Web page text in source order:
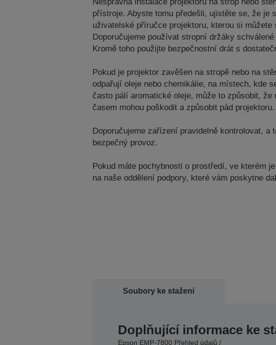
přístroje. Abyste tomu předešli, ujistěte se, že je
uživatelské příručce projektoru, kterou si
Doporučujeme používat stropní držáky
Kromě toho použijte bezpečnostní drát s
Pokud je projektor zavěšen na stropě nebo na
odpařují oleje nebo chemikálie, na místech, kde
často pálí aromatické oleje, může to způsobit,
časem mohou poškodit a způsobit pád projektoru.
Doporučujeme zařízení pravidelně kontrolovat,
bezpečný provoz.
Pokud máte pochybnosti o prostředí, ve kterém
na naše oddělení podpory, které vám poskytne
Soubory ke stažení
Doplňující informace ke
Epson EMP-7800 Přehled údajů /